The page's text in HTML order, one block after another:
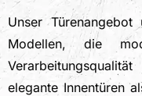
Unser
Modellen, die
elegante Innentüren